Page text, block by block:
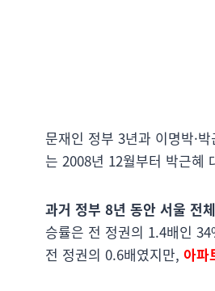
문재인 정부 3년과 이명박·
는 2008년 12월부터 박근혜
과거 정부 8년 동안 서울 전
승률은 전 정권의 1.4배인
전 정권의 0.6배였지만, 아파